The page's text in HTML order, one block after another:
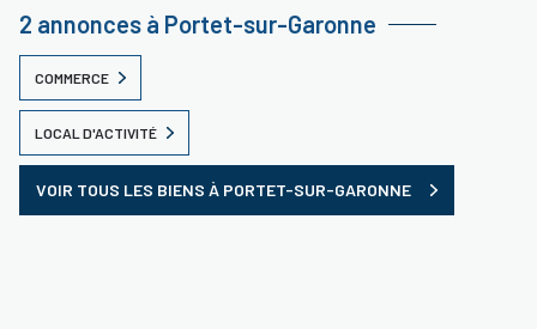
2 annonces à Portet-sur-Garonne
COMMERCE
LOCAL D'ACTIVITÉ
VOIR TOUS LES BIENS À PORTET-SUR-GARONNE